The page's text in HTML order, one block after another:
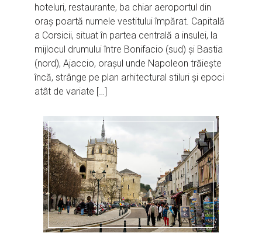
hoteluri, restaurante, ba chiar aeroportul din
oraș poartă numele vestitului împărat. Capitală
a Corsicii, situat în partea centrală a insulei, la
mijlocul drumului între Bonifacio (sud) și Bastia
(nord), Ajaccio, orașul unde Napoleon trăiește
încă, strânge pe plan arhitectural stiluri și epoci
atât de variate […]